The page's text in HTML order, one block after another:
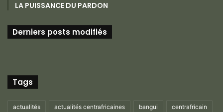
LA PUISSANCE DU PARDON
Derniers posts modifiés
Tags
actualités actualités centrafricaines bangui centrafricain